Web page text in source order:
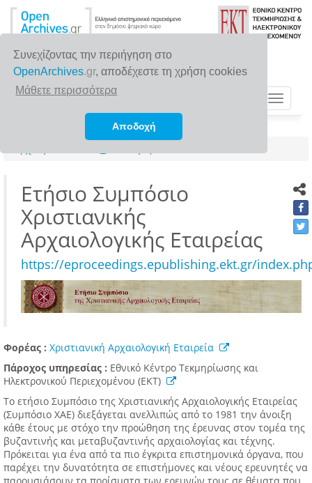
Συνεχίζοντας την περιήγηση στο
OpenArchives.gr, αποδέχεστε τη χρήση cookies
Μάθετε περισσότερα
Αποδοχή
Toggle
Ετήσιο Συμπόσιο
Χριστιανικής
Αρχαιολογικής Εταιρείας
https://eproceedings.epublishing.ekt.gr/
Φορέας : Χριστιανική Αρχαιολογική Εταιρεία
Πάροχος υπηρεσίας : Εθνικό Κέντρο Τεκμηρίωσης και
Ηλεκτρονικού Περιεχομένου (ΕΚΤ)
Το ετήσιο Συμπόσιο της Χριστιανικής Αρχαιολογικής Εταιρείας
(Συμπόσιο ΧΑΕ) διεξάγεται ανελλιπώς από το 1981 την άνοιξη
κάθε έτους με στόχο την προώθηση της έρευνας στον τομέα της
βυζαντινής και μεταβυζαντινής αρχαιολογίας και τέχνης.
Πρόκειται για ένα από τα πιο έγκριτα επιστημονικά όργανα, που
παρέχει την δυνατότητα σε επιστήμονες και νέους ερευνητές να